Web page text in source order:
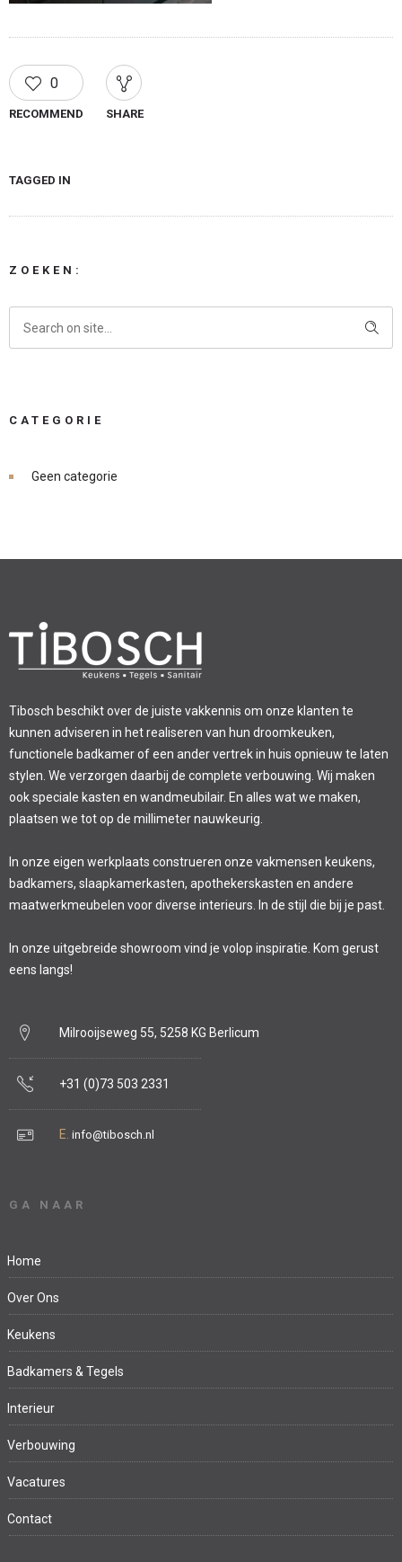
0
RECOMMEND SHARE
TAGGED IN
ZOEKEN:
CATEGORIE
Geen categorie
Tibosch beschikt over de juiste vakkennis om onze klanten te
kunnen adviseren in het realiseren van hun droomkeuken,
functionele badkamer of een ander vertrek in huis opnieuw te laten
stylen. We verzorgen daarbij de complete verbouwing. Wij maken
ook speciale kasten en wandmeubilair. En alles wat we maken,
plaatsen we tot op de millimeter nauwkeurig.
In onze eigen werkplaats construeren onze vakmensen keukens,
badkamers, slaapkamerkasten, apothekerskasten en andere
maatwerkmeubelen voor diverse interieurs. In de stijl die bij je past.
In onze uitgebreide showroom vind je volop inspiratie. Kom gerust
eens langs!
Milrooijseweg 55, 5258 KG Berlicum
+31 (0)73 503 2331
E. info@tibosch.nl
GA NAAR
Home
Over Ons
Keukens
Badkamers & Tegels
Interieur
Verbouwing
Vacatures
Contact